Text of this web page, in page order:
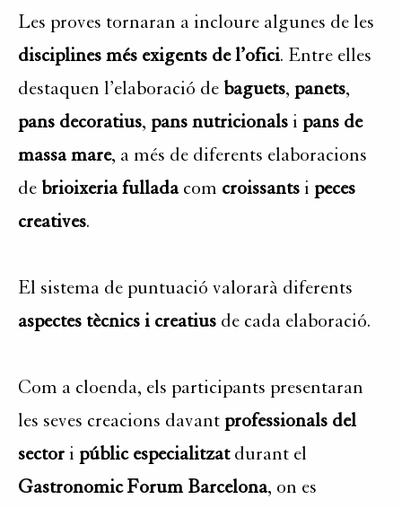
Les proves tornaran a incloure algunes de les
disciplines més exigents de l’ofici. Entre elles
destaquen l’elaboració de baguets, panets,
pans decoratius, pans nutricionals i pans de
massa mare, a més de diferents elaboracions
de brioixeria fulladacom croissants i peces
creatives.
El sistema de puntuació valorarà diferents
aspectes tècnics i creatius de cada elaboració.
Com a cloenda, els participants presentaran
les seves creacions davant professionals del
sector i públic especialitzatdurant el
Gastronomic Forum Barcelona, on es